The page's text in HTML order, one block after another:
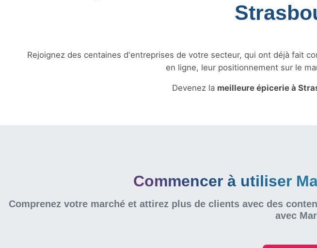
Rejoignez des centaines d'entreprises de votre secteur, qui ont déjà fait
en ligne, leur positionnement sur le
Devenez la meilleure épicerie à
Commencer à utiliser
Comprenez votre marché et attirez plus de clients avec des
avec